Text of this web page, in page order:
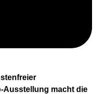
Ausstellung macht die